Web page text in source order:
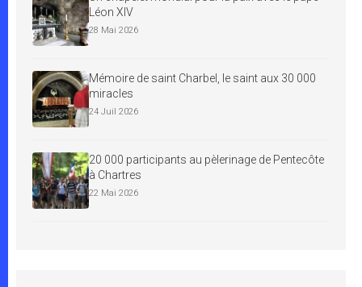
Léon XIV
28 Mai 2026
Mémoire de saint Charbel, le saint aux 30 000
miracles
24 Juil 2026
20 000 participants au pèlerinage de Pentecôte
à Chartres
22 Mai 2026